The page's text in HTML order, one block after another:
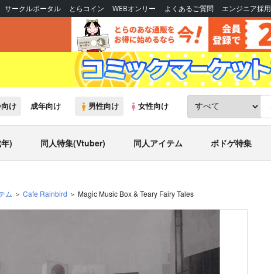
サークルポータル とらコイン WEBオンリー よくあるご質問 エンジニア採用
け 成年向け 男性向け 女性向け
) 同人特集(Vtuber) 同人アイテム ボドゲ特集
ム Cafe Rainbird Magic Music Box & Teary Fairy Tales